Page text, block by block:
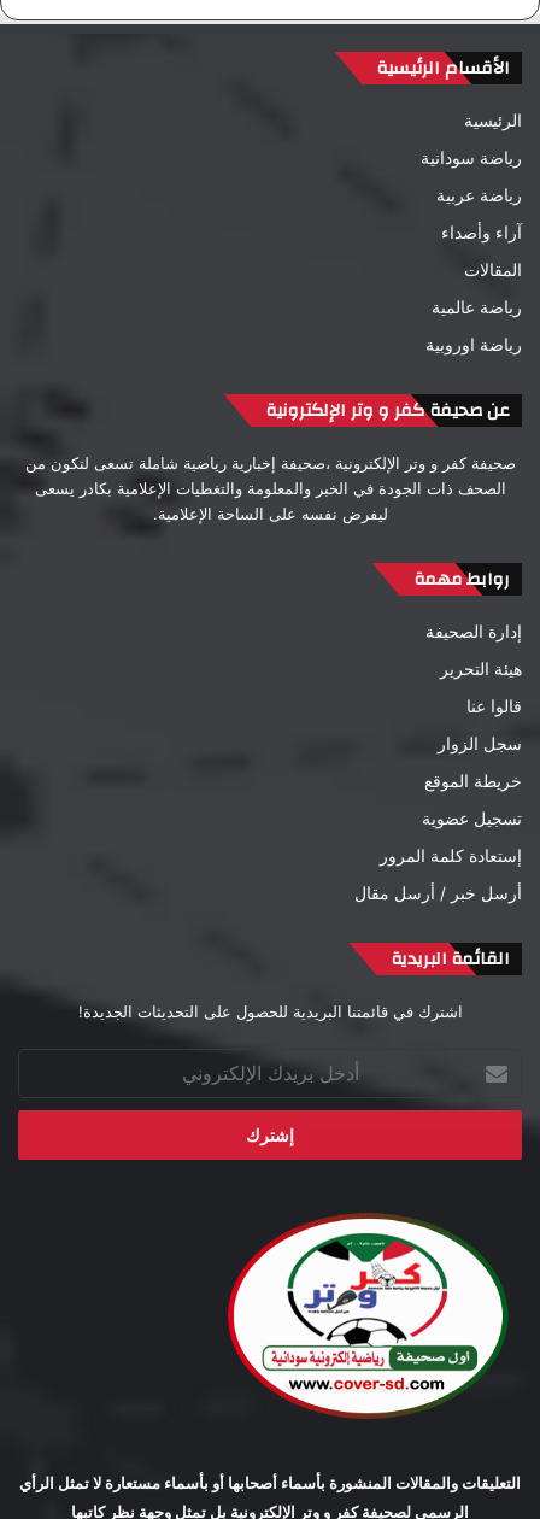
الأقسام الرئيسية
الرئيسية
رياضة سودانية
رياضة عربية
آراء وأصداء
المقالات
رياضة عالمية
رياضة اوروبية
عن صحيفة كفر و وتر الإلكترونية
صحيفة كفر و وتر الإلكترونية ،صحيفة إخبارية رياضية شاملة تسعى لتكون من
الصحف ذات الجودة في الخبر والمعلومة والتغطيات الإعلامية بكادر يسعى
ليفرض نفسه على الساحة الإعلامية.
روابط مهمة
إدارة الصحيفة
هيئة التحرير
قالوا عنا
سجل الزوار
خريطة الموقع
تسجيل عضوية
إستعادة كلمة المرور
أرسل خبر / أرسل مقال
القائمة البريدية
اشترك في قائمتنا البريدية للحصول على التحديثات الجديدة!
بريدك
الإلكتروني
التعليقات والمقالات المنشورة بأسماء أصحابها أو بأسماء مستعارة لا تمثل الرأي
الرسمي لصحيفة كفر و وتر الإلكترونية بل تمثل وجهة نظر كاتبها